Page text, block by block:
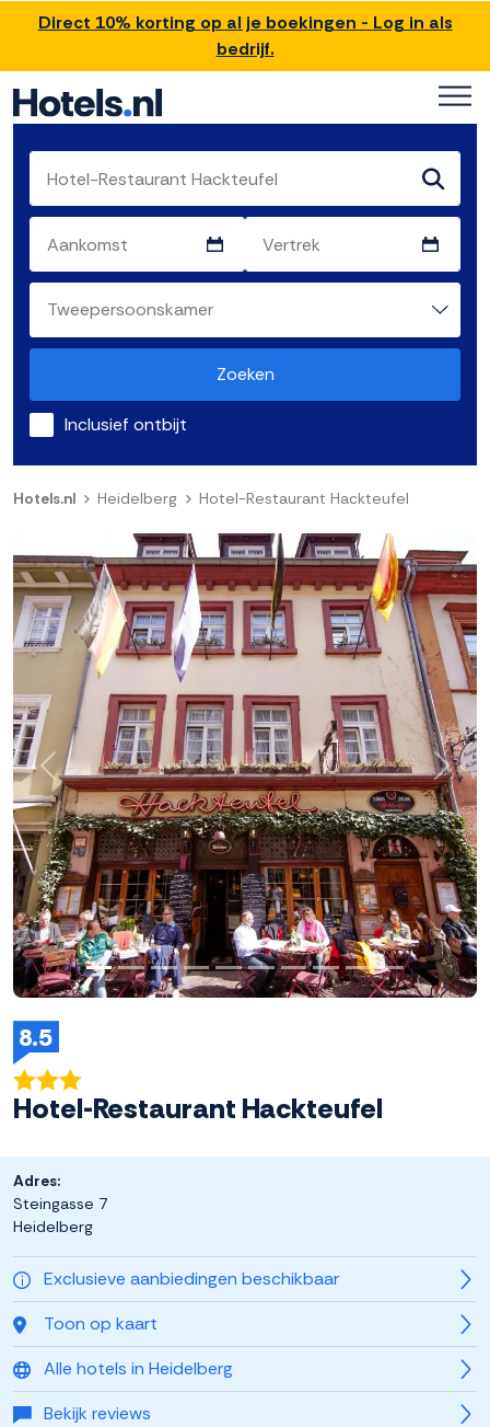
Direct 10% korting op al je boekingen - Log in als
bedrijf.
Zoeken
Inclusief ontbijt
Hotels.nl Heidelberg Hotel-Restaurant Hackteufel
8.5
Hotel-Restaurant Hackteufel
Exclusieve aanbiedingen beschikbaar
Toon op kaart
Alle hotels in Heidelberg
Bekijk reviews
Adres:
Steingasse 7
Heidelberg